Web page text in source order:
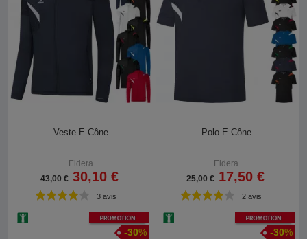
Veste E-Cône
Eldera
43,00 € 30,10 €
3 avis
Polo E-Cône
Eldera
25,00 € 17,50 €
2 avis
Promotion
-30%
Promotion
-30%